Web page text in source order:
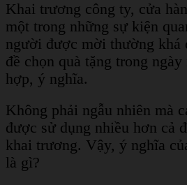
Khai trương công ty, cửa
một trong những sự kiện
người được mời thường khá
đề chọn quà tặng trong
hợp, ý nghĩa.
Không phải ngẫu nhiên mà
được sử dụng nhiều hơn cả
khai trương. Vậy, ý nghĩa
là gì?